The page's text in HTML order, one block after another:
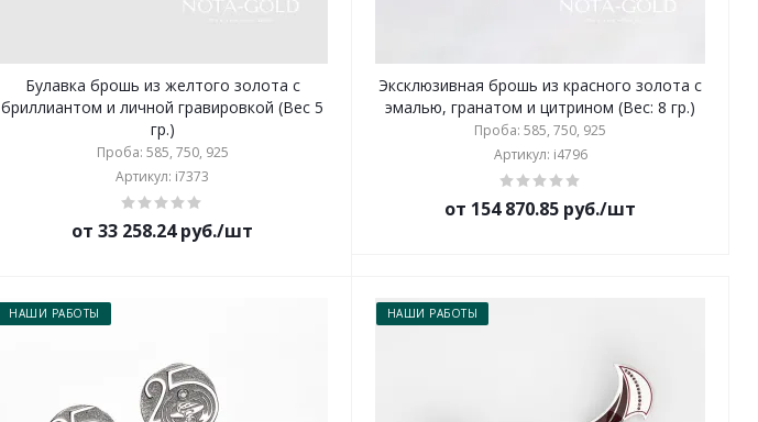
Булавка брошь из желтого золота с
бриллиантом и личной гравировкой (Вес 5
гр.)
Проба: 585, 750, 925
Артикул: i7373
от 33 258.24 руб./шт
Эксклюзивная брошь из красного золота с
эмалью, гранатом и цитрином (Вес: 8 гр.)
Проба: 585, 750, 925
Артикул: i4796
от 154 870.85 руб./шт
НАШИ РАБОТЫ НАШИ РАБОТЫ